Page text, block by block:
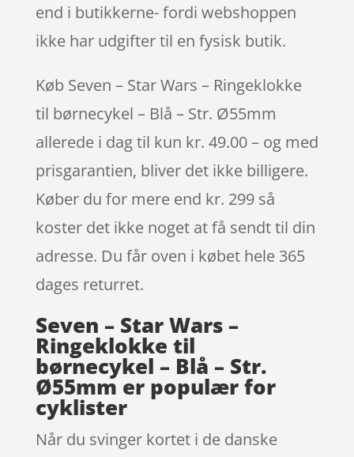
end i butikkerne- fordi webshoppen
ikke har udgifter til en fysisk butik.
Køb Seven – Star Wars – Ringeklokke
til børnecykel – Blå – Str. Ø55mm
allerede i dag til kun kr. 49.00 – og med
prisgarantien, bliver det ikke billigere.
Køber du for mere end kr. 299 så
koster det ikke noget at få sendt til din
adresse. Du får oven i købet hele 365
dages returret.
Seven – Star Wars –
Ringeklokke til
børnecykel – Blå – Str.
Ø55mm er populær for
cyklister
Når du svinger kortet i de danske